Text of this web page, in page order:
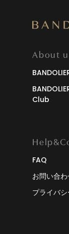
About
Club
FAQ
お問い合
プライバ